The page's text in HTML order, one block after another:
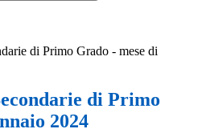
di Primo Grado - mese di
di Primo
2024